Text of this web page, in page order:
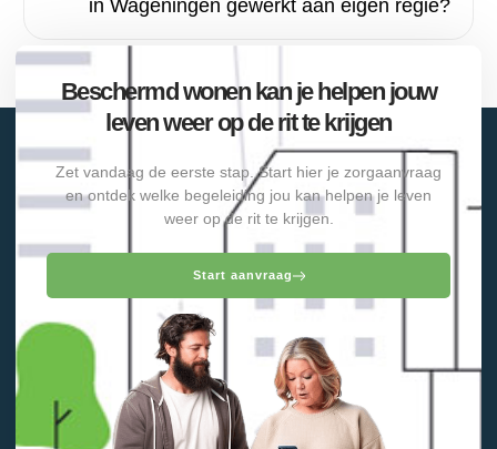
in Wageningen gewerkt aan eigen regie?
Beschermd wonen kan je helpen jouw
leven weer op de rit te krijgen
Zet vandaag de eerste stap. Start hier je zorgaanvraag
en ontdek welke begeleiding jou kan helpen je leven
weer op de rit te krijgen.
Start aanvraag